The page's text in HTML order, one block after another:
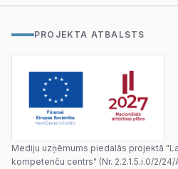
PROJEKTA ATBALSTS
Mediju uzņēmums piedalās projektā
kompetenču centrs" (Nr. 2.2.1.5.i.0/2/